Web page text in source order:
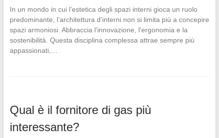
In un mondo in cui l’estetica degli spazi interni gioca un ruolo
predominante, l’architettura d’interni non si limita più a concepire
spazi armoniosi. Abbraccia l’innovazione, l’ergonomia e la
sostenibilità. Questa disciplina complessa attrae sempre più
appassionati,…
Qual è il fornitore di gas più
interessante?